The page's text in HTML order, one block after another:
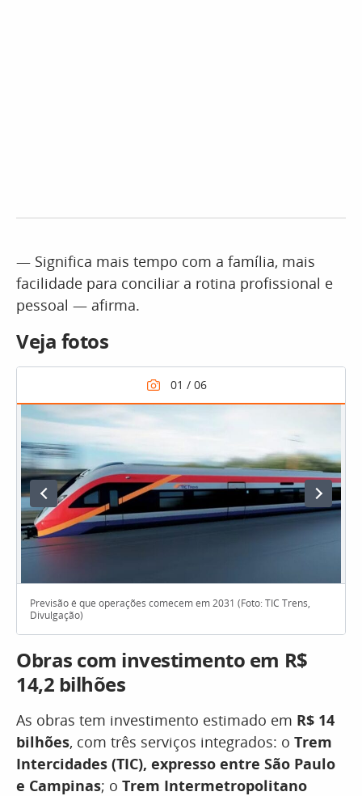
— Significa mais tempo com a família, mais
facilidade para conciliar a rotina profissional e
pessoal — afirma.
Veja fotos
Previsão é que operações comecem em 2031 (Foto: TIC Trens,
Divulgação)
Obras com investimento em R$
14,2 bilhões
As obras tem investimento estimado em R$ 14
bilhões, com três serviços integrados: o Trem
Intercidades (TIC), expresso entre São Paulo
e Campinas; o Trem Intermetropolitano